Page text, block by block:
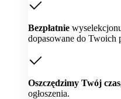
Bezpłatnie
dopasowane do Twoich
Oszczędzimy Twój
ogłoszenia.